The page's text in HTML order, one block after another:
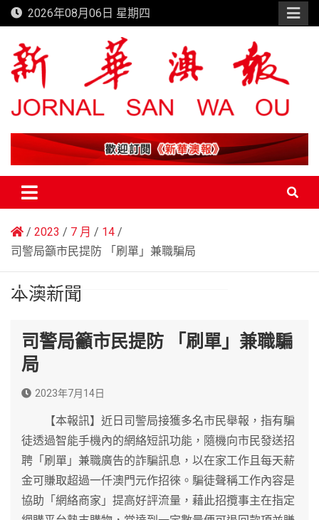
Skip
to
content
2026年08月06日 星期四
新華澳報
2023 7 月
14
司警局籲市民提防 「刷單」兼職騙局
本澳新聞
司警局籲市民提防 「刷單」兼職騙
局
2023年7月14日
【本報訊】近日司警局接獲多名市民舉報，指有騙
徒透過智能手機內的網絡短訊功能，隨機向市民發送招
聘「刷單」兼職廣告的詐騙訊息，以在家工作且每天薪
金可賺取超過一仟澳門元作招徠。騙徒聲稱工作內容是
協助「網絡商家」提高好評流量，藉此招攬事主在指定